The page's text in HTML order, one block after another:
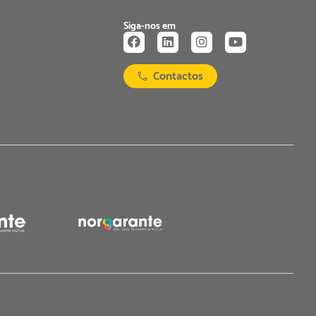
Siga-nos em
Contactos